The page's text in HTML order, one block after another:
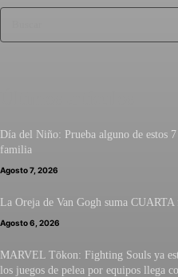
Día del Niño: Prueba alguno de estos
familia
Agosto 7, 2026
La Oreja de Van Gogh suma
Agosto 6, 2026
MARVEL Tōkon: Fighting Souls ya
los juegos de pelea por equipos llega